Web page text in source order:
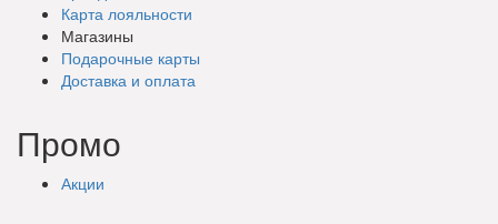
Карта лояльности
Магазины
Подарочные карты
Доставка и оплата
Промо
Акции